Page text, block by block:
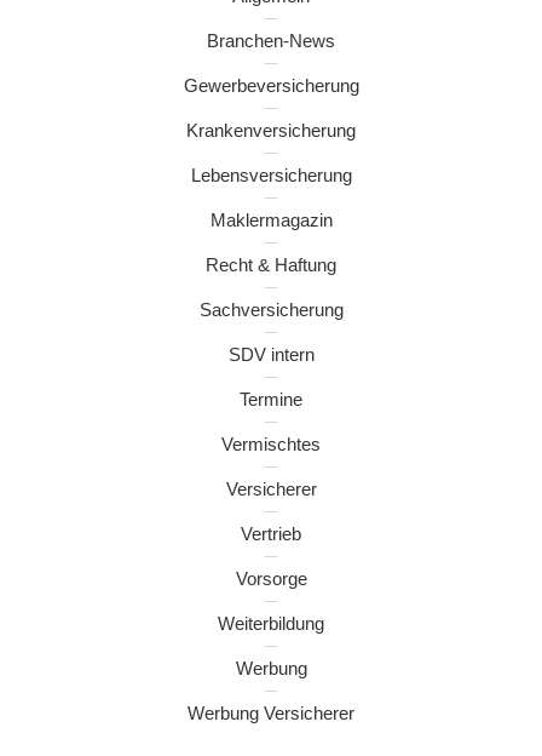
Branchen-News
Gewerbeversicherung
Krankenversicherung
Lebensversicherung
Maklermagazin
Recht & Haftung
Sachversicherung
SDV intern
Termine
Vermischtes
Versicherer
Vertrieb
Vorsorge
Weiterbildung
Werbung
Werbung Versicherer